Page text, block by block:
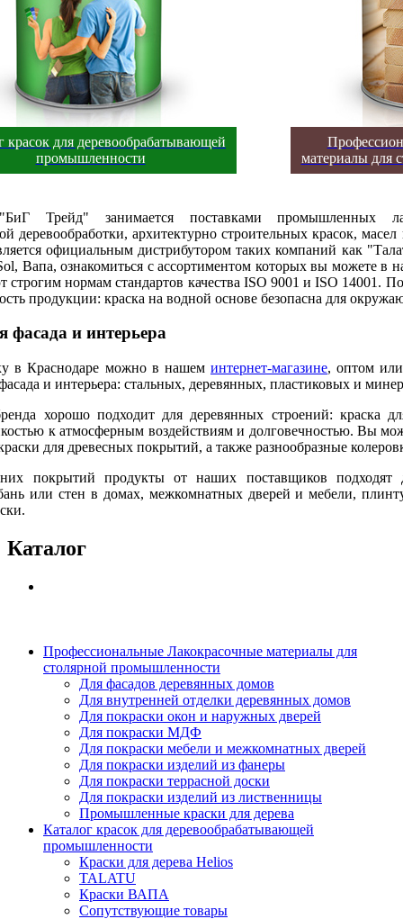
красок для деревообрабатывающей
промышленности
материалы для
Трейд" занимается поставками промышленных
деревообработки, архитектурно строительных красок, масел
официальным дистрибутором таких компаний как
Вапа, ознакомиться с ассортиментом которых вы можете в
строгим нормам стандартов качества ISO 9001 и ISO 14001.
продукции: краска на водной основе безопасна для
фасада и интерьера
в Краснодаре можно в нашем интернет-магазине, оптом
и интерьера: стальных, деревянных, пластиковых и
хорошо подходит для деревянных строений: краска
к атмосферным воздействиям и долговечностью. Вы
для древесных покрытий, а также разнообразные
покрытий продукты от наших поставщиков подходят
или стен в домах, межкомнатных дверей и мебели,
Каталог
Профессиональные Лакокрасочные материалы для
столярной промышленности
Для фасадов деревянных домов
Для внутренней отделки деревянных домов
Для покраски окон и наружных дверей
Для покраски МДФ
Для покраски мебели и межкомнатных дверей
Для покраски изделий из фанеры
Для покраски террасной доски
Для покраски изделий из лиственницы
Промышленные краски для дерева
Каталог красок для деревообрабатывающей
промышленности
Краски для дерева Helios
TALATU
Краски ВАПА
Сопутствующие товары